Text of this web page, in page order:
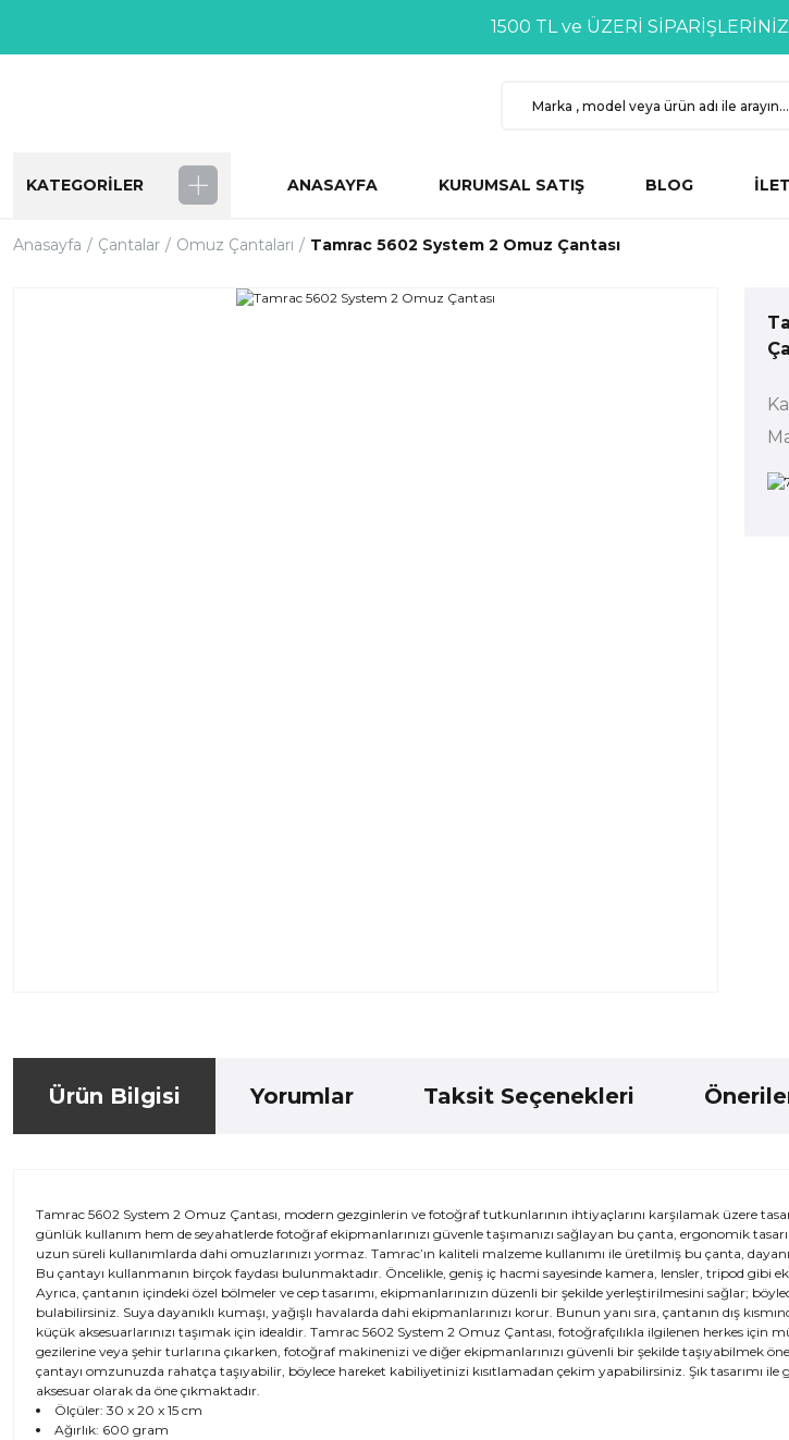
1500 TL ve ÜZERİ
KATEGORİLER ANASAYFA KURUMSAL SATIŞ BLOG
Anasayfa Çantalar Omuz Çantaları Tamrac 5602 System 2 Omuz Çantası
Ürün Bilgisi Yorumlar Taksit Seçenekleri
Tamrac 5602 System 2 Omuz Çantası, modern gezginlerin ve fotoğraf tutkunlarının ihtiyaçlarını karşılamak üzere
günlük kullanım hem de seyahatlerde fotoğraf ekipmanlarınızı güvenle taşımanızı sağlayan bu çanta, ergonomik
uzun süreli kullanımlarda dahi omuzlarınızı yormaz. Tamrac’ın kaliteli malzeme kullanımı ile üretilmiş bu çanta,
Bu çantayı kullanmanın birçok faydası bulunmaktadır. Öncelikle, geniş iç hacmi sayesinde kamera, lensler, tripod gibi
Ayrıca, çantanın içindeki özel bölmeler ve cep tasarımı, ekipmanlarınızın düzenli bir şekilde yerleştirilmesini sağlar;
bulabilirsiniz. Suya dayanıklı kumaşı, yağışlı havalarda dahi ekipmanlarınızı korur. Bunun yanı sıra, çantanın dış
küçük aksesuarlarınızı taşımak için idealdir. Tamrac 5602 System 2 Omuz Çantası, fotoğrafçılıkla ilgilenen herkes için
gezilerine veya şehir turlarına çıkarken, fotoğraf makinenizi ve diğer ekipmanlarınızı güvenli bir şekilde taşıyabilmek
çantayı omzunuzda rahatça taşıyabilir, böylece hareket kabiliyetinizi kısıtlamadan çekim yapabilirsiniz. Şık tasarımı
aksesuar olarak da öne çıkmaktadır.
Ölçüler: 30 x 20 x 15 cm
Ağırlık: 600 gram